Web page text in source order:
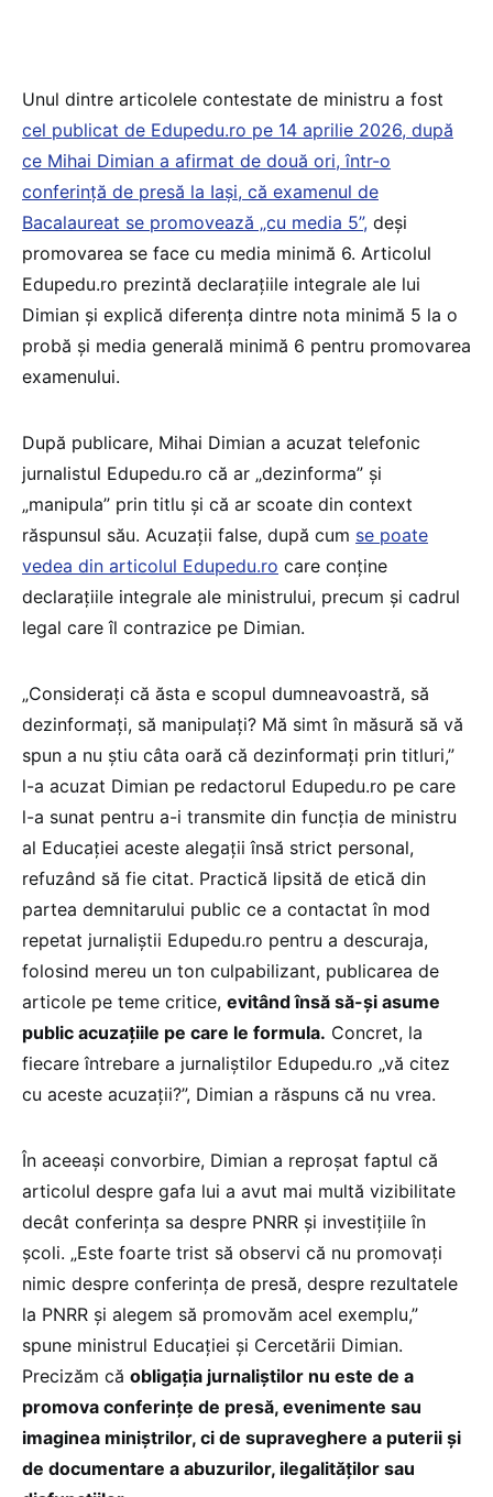
Unul dintre articolele contestate de ministru a fost
cel publicat de Edupedu.ro pe 14 aprilie 2026, după
ce Mihai Dimian a afirmat de două ori, într-o
conferință de presă la Iași, că examenul de
Bacalaureat se promovează „cu media 5”, deși
promovarea se face cu media minimă 6. Articolul
Edupedu.ro prezintă declarațiile integrale ale lui
Dimian și explică diferența dintre nota minimă 5 la o
probă și media generală minimă 6 pentru promovarea
examenului.
După publicare, Mihai Dimian a acuzat telefonic
jurnalistul Edupedu.ro că ar „dezinforma” și
„manipula” prin titlu și că ar scoate din context
răspunsul său. Acuzații false, după cum se poate
vedea din articolul Edupedu.ro care conține
declarațiile integrale ale ministrului, precum și cadrul
legal care îl contrazice pe Dimian.
„Considerați că ăsta e scopul dumneavoastră, să
dezinformați, să manipulați? Mă simt în măsură să vă
spun a nu știu câta oară că dezinformați prin titluri,”
l-a acuzat Dimian pe redactorul Edupedu.ro pe care
l-a sunat pentru a-i transmite din funcția de ministru
al Educației aceste alegații însă strict personal,
refuzând să fie citat. Practică lipsită de etică din
partea demnitarului public ce a contactat în mod
repetat jurnaliștii Edupedu.ro pentru a descuraja,
folosind mereu un ton culpabilizant, publicarea de
articole pe teme critice, evitând însă să-și asume
public acuzațiile pe care le formula. Concret, la
fiecare întrebare a jurnaliștilor Edupedu.ro „vă citez
cu aceste acuzații?”, Dimian a răspuns că nu vrea.
În aceeași convorbire, Dimian a reproșat faptul că
articolul despre gafa lui a avut mai multă vizibilitate
decât conferința sa despre PNRR și investițiile în
școli. „Este foarte trist să observi că nu promovați
nimic despre conferința de presă, despre rezultatele
la PNRR și alegem să promovăm acel exemplu,”
spune ministrul Educației și Cercetării Dimian.
Precizăm că obligația jurnaliștilor nu este de a
promova conferințe de presă, evenimente sau
imaginea miniștrilor, ci de supraveghere a puterii și
de documentare a abuzurilor, ilegalităților sau